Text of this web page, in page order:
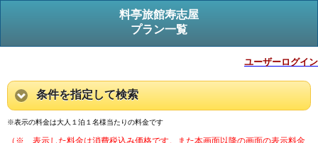
料亭旅館寿志屋
プラン一覧
ユーザーログイン
条件を指定して検索
※表示の料金は大人１泊１名様当たりの料金です
（※ 表示した料金は消費税込み価格です。また本画面以降の画面の表示料金